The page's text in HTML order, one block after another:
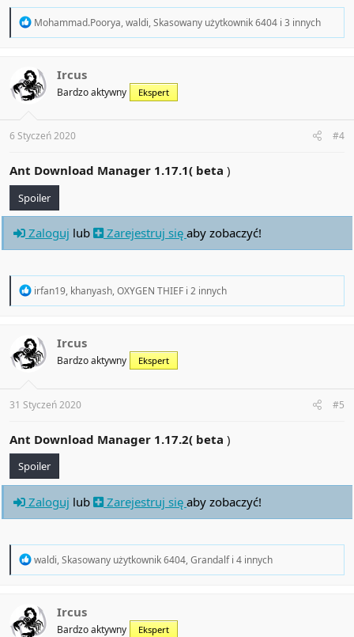
R
t
i
o
s
:
Mohammad.Poorya,waldi,Skasowany użytkownik 6404 i 3 innych
Ircus
Bardzo aktywny Ekspert
6 Styczeń 2020 #4
Ant Download Manager 1.17.1( beta )
Spoiler
Zaloguj lub Zarejestruj się aby zobaczyć!
R
t
i
o
s
:
irfan19, khanyash,OXYGEN THIEF i 2 innych
Ircus
Bardzo aktywny Ekspert
31 Styczeń 2020 #5
Ant Download Manager 1.17.2( beta )
Spoiler
Zaloguj lub Zarejestruj się aby zobaczyć!
R
t
i
o
waldi,Skasowany użytkownik 6404,Grandalfi 4 innych
Ircus
Bardzo aktywny Ekspert